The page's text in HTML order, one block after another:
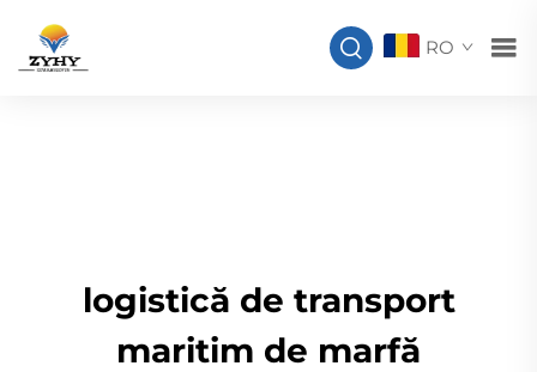
RO
logistică de transport
maritim de marfă